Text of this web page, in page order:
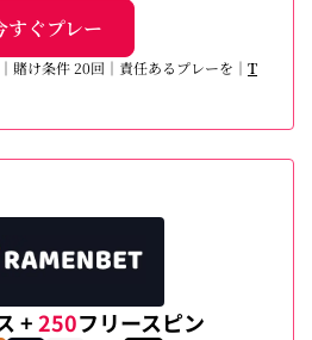
すぐプレー
賭け条件 20回｜責任あるプレーを｜ T
+250フリースピン